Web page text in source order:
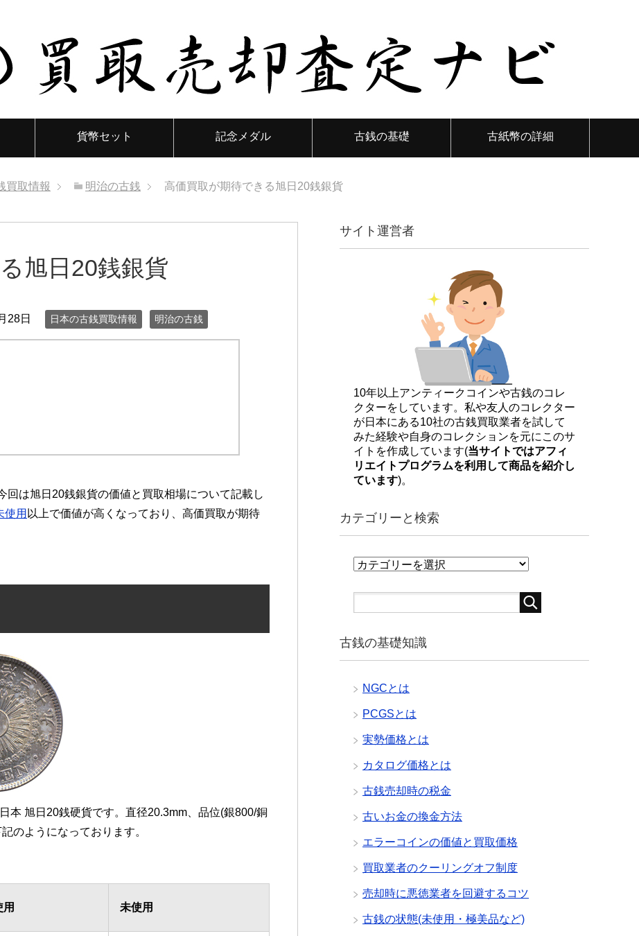
貨幣セット 記念メダル 古銭の基礎 古紙幣の詳細
買取情報 明治の古銭 高価買取が期待できる旭日20銭銀貨
旭日20銭銀貨
28日 日本の古銭買取情報 明治の古銭
回は旭日20銭銀貨の価値と買取相場について記載し
使用 以上で価値が高くなっており、高価買取が期待
本 旭日20銭硬貨です。直径20.3mm、品位(銀800/銅
のようになっております。
用 未使用
サイト運営者
10年以上アンティークコインや古銭のコレ
クターをしています。私や友人のコレクター
が日本にある10社の古銭買取業者を試して
みた経験や自身のコレクションを元にこのサ
イトを作成しています(当サイトではアフィ
リエイトプログラムを利用して商品を紹介し
ています)。
カテゴリーと検索
カ
ゴ
と
検
古銭の基礎知識
NGCとは
PCGSとは
実勢価格とは
カタログ価格とは
古銭売却時の税金
古いお金の換金方法
エラーコインの価値と買取価格
買取業者のクーリングオフ制度
売却時に悪徳業者を回避するコツ
古銭の状態(未使用・極美品など)